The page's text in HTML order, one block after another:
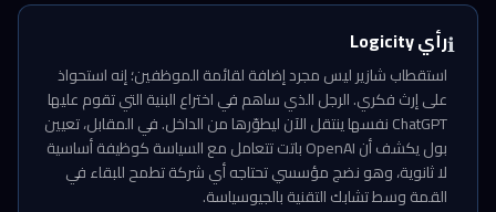
ℹ️رأي Logicity
استقطاب شازير ليس مجرد إضافة لقائمة الموظفين؛ إنه استحواذ
على إرث فكري. الرجل الذي ساهم في اختراع البنية التي تقوم عليها
ChatGPT نفسها ينتقل الآن ليطوّرها من الداخل. في المقابل، تعيين
بول يكشف أن OpenAI باتت تتعامل مع السياسة كوظيفة أساسية
لا ثانوية، وهو نضج مؤسسي تحتاجه أي شركة تطمح للبقاء في
القمة وسط تشابك التقنية بالجيوسياسة.